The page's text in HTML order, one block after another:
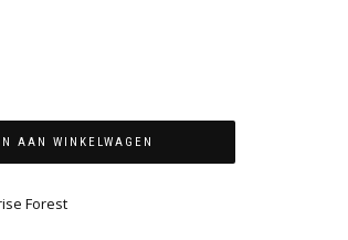
AAN WINKELWAGEN
Forest